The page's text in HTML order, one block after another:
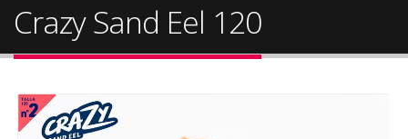
Crazy Sand Eel 120